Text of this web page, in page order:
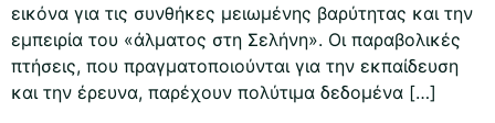
εικόνα για τις συνθήκες μειωμένης βαρύτητας και την
εμπειρία του «άλματος στη Σελήνη». Οι παραβολικές
πτήσεις, που πραγματοποιούνται για την εκπαίδευση
και την έρευνα, παρέχουν πολύτιμα δεδομένα […]